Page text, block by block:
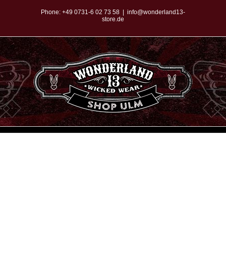
springen
Phone: +49 0731-6 02 73 58
info@wonderland13-
store.de